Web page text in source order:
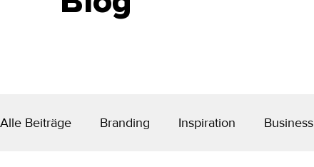
Alle Beiträge Branding Inspiration Business